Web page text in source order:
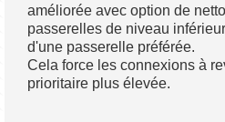
améliorée avec option de
passerelles de niveau
d'une passerelle préférée.
Cela force les connexions à
prioritaire plus élevée.